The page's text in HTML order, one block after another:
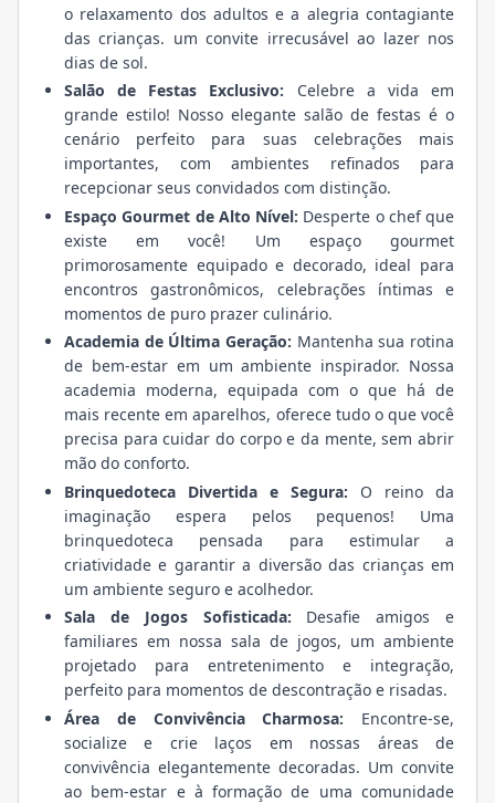
o relaxamento dos adultos e a alegria contagiante
das crianças. um convite irrecusável ao lazer nos
dias de sol.
Salão de Festas Exclusivo: Celebre a vida em
grande estilo! Nosso elegante salão de festas é o
cenário perfeito para suas celebrações mais
importantes, com ambientes refinados para
recepcionar seus convidados com distinção.
Espaço Gourmet de Alto Nível: Desperte o chef que
existe em você! Um espaço gourmet
primorosamente equipado e decorado, ideal para
encontros gastronômicos, celebrações íntimas e
momentos de puro prazer culinário.
Academia de Última Geração: Mantenha sua rotina
de bem-estar em um ambiente inspirador. Nossa
academia moderna, equipada com o que há de
mais recente em aparelhos, oferece tudo o que você
precisa para cuidar do corpo e da mente, sem abrir
mão do conforto.
Brinquedoteca Divertida e Segura: O reino da
imaginação espera pelos pequenos! Uma
brinquedoteca pensada para estimular a
criatividade e garantir a diversão das crianças em
um ambiente seguro e acolhedor.
Sala de Jogos Sofisticada: Desafie amigos e
familiares em nossa sala de jogos, um ambiente
projetado para entretenimento e integração,
perfeito para momentos de descontração e risadas.
Área de Convivência Charmosa: Encontre-se,
socialize e crie laços em nossas áreas de
convivência elegantemente decoradas. Um convite
ao bem-estar e à formação de uma comunidade